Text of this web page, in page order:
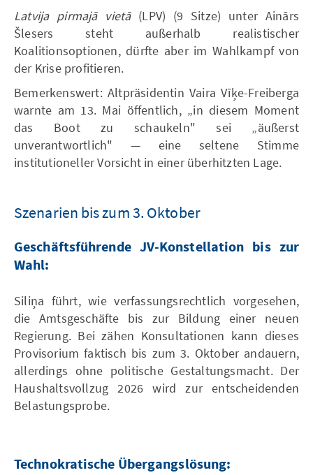
Latvija pirmajā vietā(LPV) (9 Sitze) unter Ainārs
Šlesers steht außerhalb realistischer
Koalitionsoptionen, dürfte aber im Wahlkampf von
der Krise profitieren.
Bemerkenswert: Altpräsidentin Vaira Vīķe-Freiberga
warnte am 13. Mai öffentlich, „in diesem Moment
das Boot zu schaukeln" sei „äußerst
unverantwortlich" — eine seltene Stimme
institutioneller Vorsicht in einer überhitzten Lage.
Szenarien bis zum 3. Oktober
Geschäftsführende JV-Konstellation bis zur
Wahl:
Siliņa führt, wie verfassungsrechtlich vorgesehen,
die Amtsgeschäfte bis zur Bildung einer neuen
Regierung. Bei zähen Konsultationen kann dieses
Provisorium faktisch bis zum 3. Oktober andauern,
allerdings ohne politische Gestaltungsmacht. Der
Haushaltsvollzug 2026 wird zur entscheidenden
Belastungsprobe.
Technokratische Übergangslösung: